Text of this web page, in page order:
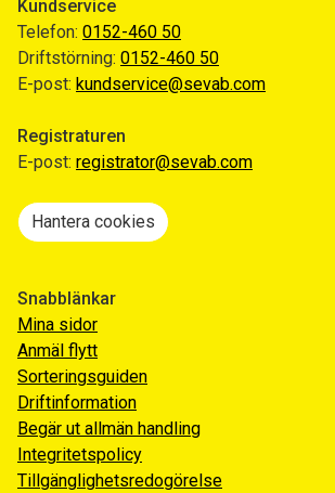
Kundservice
Telefon: 0152-460 50
Driftstörning: 0152-460 50
E-post: kundservice@sevab.com
Registraturen
E-post: registrator@sevab.com
Hantera cookies
Snabblänkar
Mina sidor
Anmäl flytt
Sorteringsguiden
Driftinformation
Begär ut allmän handling
Integritetspolicy
Tillgänglighetsredogörelse